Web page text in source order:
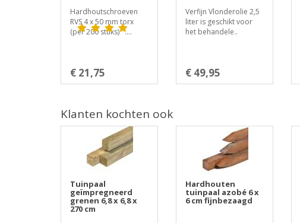
Hardhoutschroeven
RVS 4 x 50 mm torx
(per 200 stuks) ....
€ 21,75
Verfijn Vlonderolie 2,5
liter is geschikt voor
het behandele..
€ 49,95
Klanten kochten ook
Tuinpaal
geïmpregneerd
grenen 6,8 x 6,8 x
270 cm
Hardhouten
tuinpaal azobé 6 x
6 cm fijnbezaagd